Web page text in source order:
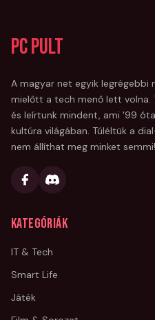
PC Pult
A magyar net egyik
mielőtt a tech menő lett volna.
és leírtunk mindent, ami '99
kultúra világában. Túléltük a
nem állíthat meg minket
Kategóriák
IT & Tech
Smart Life
Játék